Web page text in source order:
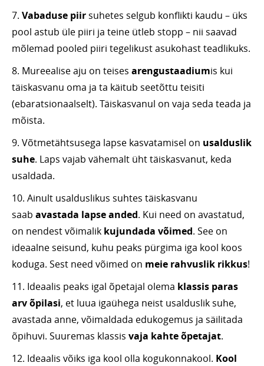
7. Vabaduse piirsuhetes selgub konflikti kaudu – üks
pool astub üle piiri ja teine ütleb stopp – nii saavad
mõlemad pooled piiri tegelikust asukohast teadlikuks.
8. Mureealise aju on teises arengustaadiumis kui
täiskasvanu oma ja ta käitub seetõttu teisiti
(ebaratsionaalselt). Täiskasvanul on vaja seda teada ja
mõista.
9. Võtmetähtsusega lapse kasvatamisel on usalduslik
suhe. Laps vajab vähemalt üht täiskasvanut, keda
usaldada.
10. Ainult usalduslikus suhtes täiskasvanu
saab avastada lapse anded. Kui need on avastatud,
on nendest võimalik kujundada võimed. See on
ideaalne seisund, kuhu peaks pürgima iga kool koos
koduga. Sest need võimed on meie rahvuslik rikkus!
11. Ideaalis peaks igal õpetajal olema klassis paras
arv õpilasi, et luua igaühega neist usalduslik suhe,
avastada anne, võimaldada edukogemus ja säilitada
õpihuvi. Suuremas klassis vaja kahte õpetajat.
12. Ideaalis võiks iga kool olla kogukonnakool. Kool